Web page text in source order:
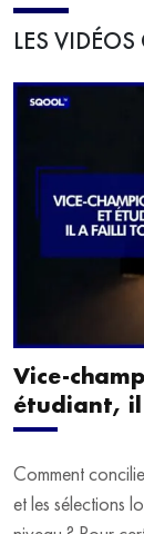
LES
Vice-
étudiant,
Comment
et les sélections